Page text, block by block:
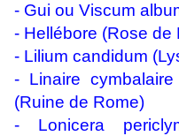
- Gui ou Viscum
- Hellébore (Rose de
- Lilium candidum
- Linaire
(Ruine de Rome)
- Lonicera